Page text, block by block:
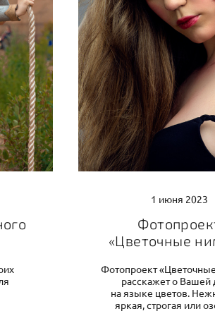
1 июня 2023
«Цветочные
Фотопроект
расскажет о Вашей
на языке цветов.
яркая, строгая или